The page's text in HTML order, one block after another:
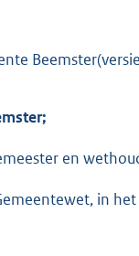
en
in